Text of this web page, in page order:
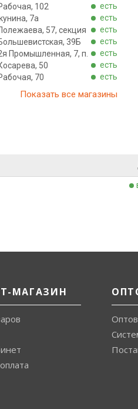
102
есть
7а
есть
57, секция
есть
39Б
есть
Промышленная, 7, п.
есть
50
есть
70
есть
Показать все магазины
МАГАЗИН